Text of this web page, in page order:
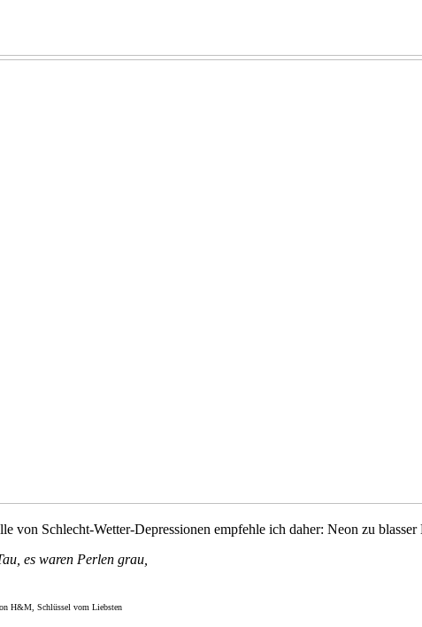
von Schlecht-Wetter-Depressionen empfehle ich daher: Neon zu
es waren Perlen grau,
H&M, Schlüssel vom Liebsten